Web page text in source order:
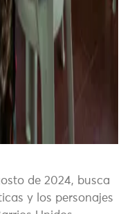
de 2024, busca
y los personajes